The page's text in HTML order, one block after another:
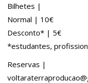
Bilhetes |
Normal | 10€
Desconto* | 5€
*estudantes,
Reservas |